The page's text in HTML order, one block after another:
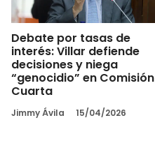
Debate por tasas de
interés: Villar defiende
decisiones y niega
“genocidio” en Comisión
Cuarta
Jimmy Ávila 15/04/2026